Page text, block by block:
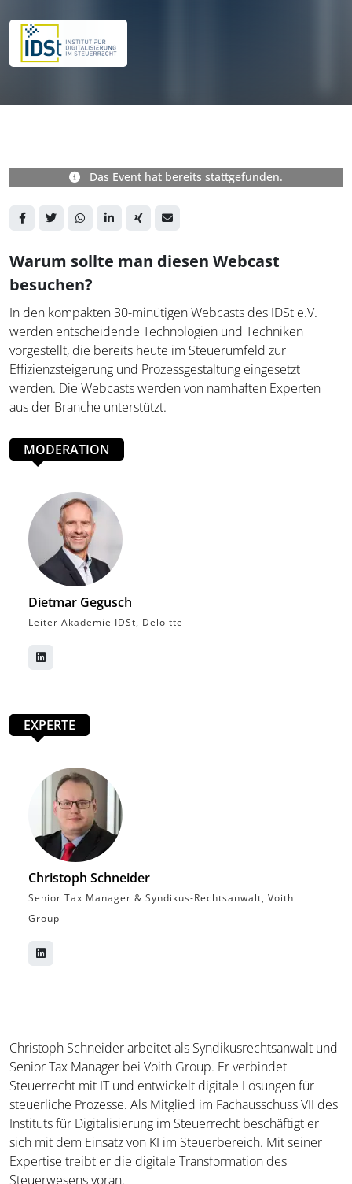
Das Event hat bereits stattgefunden.
Warum sollte man diesen Webcast
besuchen?
In den kompakten 30-minütigen Webcasts des IDSt e.V.
werden entscheidende Technologien und Techniken
vorgestellt, die bereits heute im Steuerumfeld zur
Effizienzsteigerung und Prozessgestaltung eingesetzt
werden. Die Webcasts werden von namhaften Experten
aus der Branche unterstützt.
MODERATION
Dietmar Gegusch
Leiter Akademie IDSt, Deloitte
EXPERTE
Christoph Schneider
Senior Tax Manager & Syndikus-Rechtsanwalt, Voith
Group
Christoph Schneider arbeitet als Syndikusrechtsanwalt und
Senior Tax Manager bei Voith Group. Er verbindet
Steuerrecht mit IT und entwickelt digitale Lösungen für
steuerliche Prozesse. Als Mitglied im Fachausschuss VII des
Instituts für Digitalisierung im Steuerrecht beschäftigt er
sich mit dem Einsatz von KI im Steuerbereich. Mit seiner
Expertise treibt er die digitale Transformation des
Steuerwesens voran.